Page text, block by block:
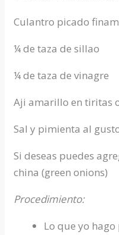
Culantro picado
¼ de taza de sillao
¼ de taza de vinagre
Aji amarillo en tiritas
Sal y pimienta al
Si deseas puedes
china (green onions)
Procedimiento:
Lo que yo